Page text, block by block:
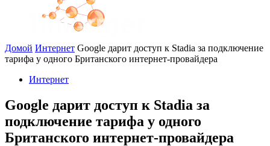
Домой Интернет Google дарит доступ к Stadia за подключение
тарифа у одного Британского интернет-провайдера
Интернет
Google дарит доступ к Stadia за
подключение тарифа у одного
Британского интернет-провайдера